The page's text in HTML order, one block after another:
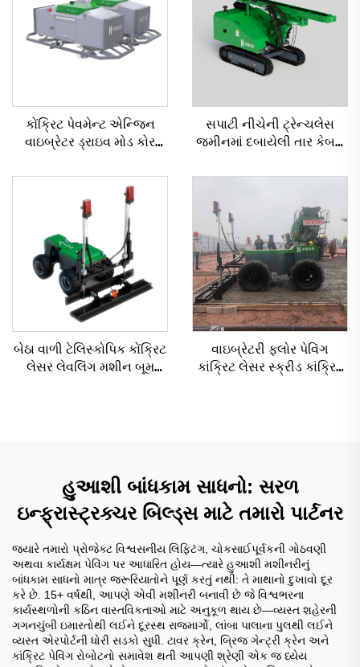
કોંક્રિટ પેવમેન્ટ એન્જિન
વાઇબ્રેટર ડ્રાઇવ મોડ કોર
લેસર લેવલિંગ મશીન
સપાટી નીચેની ટ્રેન્ચલેસ
જમીનમાં દબાયેલી તાર કેબલ
ડાયરેક્શનલ ડ્રિલિંગ મશીન
બેઠા વાળી ટેલિસ્કોપિક કોંક્રિટ
લેસર લેવલિંગ મશીન બૂમ
વાઇબ્રેટરી ફ્લોર પેવિંગ
કાંક્રિટ લેસર સ્ક્રીડ કાંક્રિટ
હુઆશી બાંધકામ સાધનો: સરળ
ઇન્ફ્રાસ્ટ્રક્ચર બિલ્ડ્સ માટે તમારો પાર્ટનર
જ્યારે તમારો પ્રોજેક્ટ વિશ્વસનીય લિફ્ટિંગ, ચોકસાઈપૂર્વકની ગોઠવણી
અથવા કાર્યક્ષમ પેવિંગ પર આધારિત હોય—ત્યારે હુઆશી મશીનરીનું
બાંધકામ સાધનો માત્ર જરૂરિયાતોને પૂર્ણ કરતું નથી: તે માથાનો દુખાવો દૂર
કરે છે. 15+ વર્ષથી, આપણે એવી મશીનરી બનાવી છે જે વિશ્વભરના
કાર્યસ્થળોની કઠિન વાસ્તવિકતાઓ માટે અનુકૂળ થાય છે—વ્યસ્ત શહેરની
ગગનચુંબી ઇમારતોથી લઈને દૂરસ્થ રાજમાર્ગો, લાંબા પાલાના પુલથી લઈને
વ્યસ્ત એરપોર્ટની ધોરી સડકો સુધી. ટાવર ક્રેન, બ્રિજ ગેન્ટ્રી ક્રેન અને
કાંક્રિટ પેવિંગ રોબોટનો સમાવેશ થતી આપણી શ્રેણી એક જ ધ્યેય